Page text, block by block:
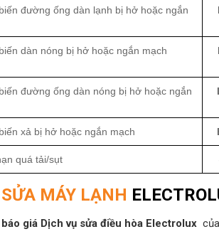
đường ống dàn lạnh bị hở hoặc ngắn
dàn nóng bị hở hoặc ngắn mạch
đường ống dàn nóng bị hở hoặc ngắn
xả bị hở hoặc ngắn mạch
quá tải/sụt
SỬA MÁY LẠNH
giá Dịch vụ sửa điều hòa Electrolux của